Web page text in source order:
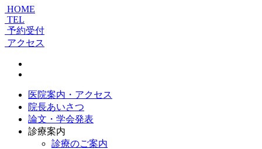
HOME
TEL
予約受付
アクセス
医院案内・アクセス
院長あいさつ
論文・学会発表
診療案内
診療のご案内